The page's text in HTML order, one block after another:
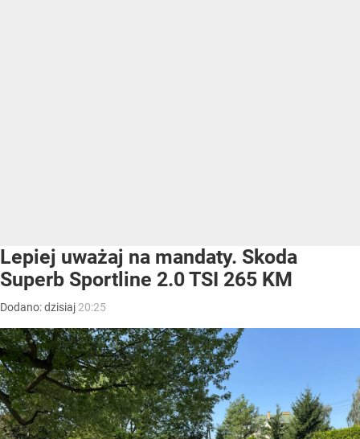
Lepiej uważaj na mandaty. Skoda
Superb Sportline 2.0 TSI 265 KM
Dodano:dzisiaj 20:25